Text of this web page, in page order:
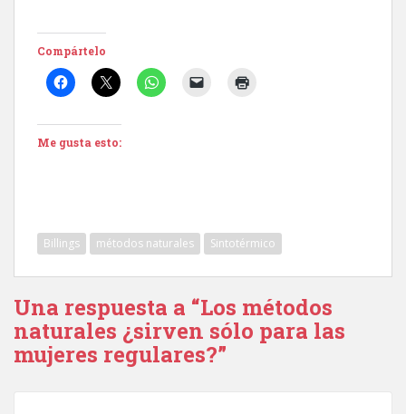
Compártelo
Me gusta esto:
Billings métodos naturales Sintotérmico
Una respuesta a “Los métodos
naturales ¿sirven sólo para las
mujeres regulares?”